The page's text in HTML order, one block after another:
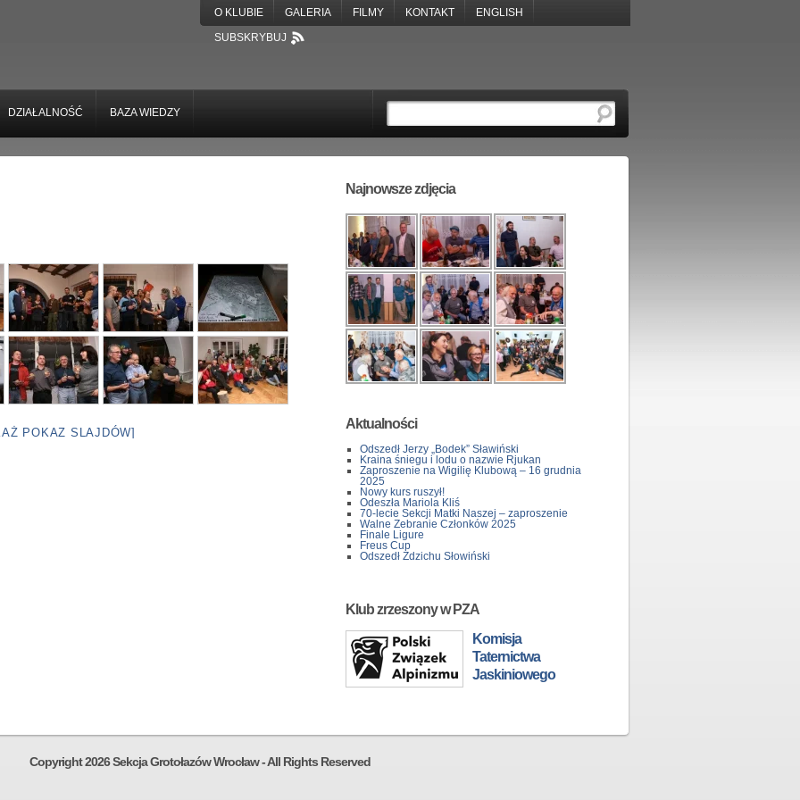
O KLUBIE GALERIA FILMY KONTAKT
ENGLISH
SUBSKRYBUJ
DZIAŁALNOŚĆ BAZA WIEDZY
POKAZ SLAJDÓW]
Najnowsze zdjęcia
Aktualności
Odszedł Jerzy „Bodek” Sławiński
Kraina śniegu i lodu o nazwie Rjukan
Zaproszenie na Wigilię Klubową – 16 grudnia
2025
Nowy kurs ruszył!
Odeszła Mariola Kliś
70-lecie Sekcji Matki Naszej – zaproszenie
Walne Zebranie Członków 2025
Finale Ligure
Freus Cup
Odszedł Zdzichu Słowiński
Klub zrzeszony w PZA
Komisja
Taternictwa
Jaskiniowego
Copyright 2026 Sekcja Grotołazów Wrocław - All Rights Reserved